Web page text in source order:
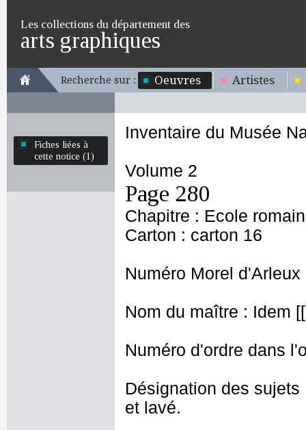
Les collections du département des
arts graphiques
Recherche sur : Oeuvres Artistes
Fiches liées à
cette notice (1)
Inventaire du Musée
Volume 2
Page 280
Chapitre : Ecole
Carton : carton 16
Numéro Morel d'Arleux
Nom du maître : Idem
Numéro d'ordre dans
Désignation des
et lavé.